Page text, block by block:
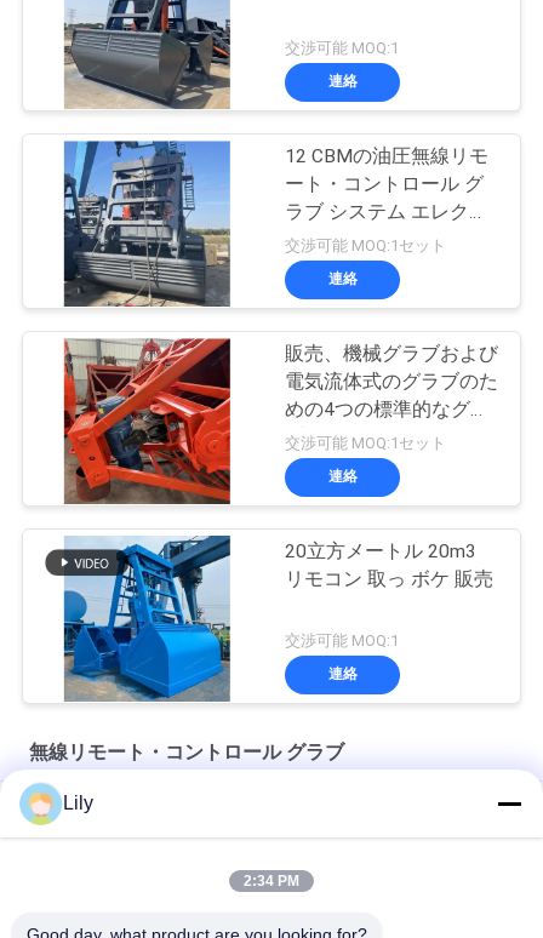
交渉可能 MOQ:1
連絡
12 CBMの油圧無線リモ
ート・コントロール グ
ラブ システム エレクト
ロ
交渉可能 MOQ:1セット
連絡
販売、機械グラブおよび
電気流体式のグラブのた
めの4つの標準的なグラ
ブのバケツ
交渉可能 MOQ:1セット
連絡
20立方メートル 20m3
リモコン 取っ ボケ 販売
交渉可能 MOQ:1
連絡
無線リモート・コントロール グラブ
100mの無線のリモート・コントロール グラブ
Lily
2:34 PM